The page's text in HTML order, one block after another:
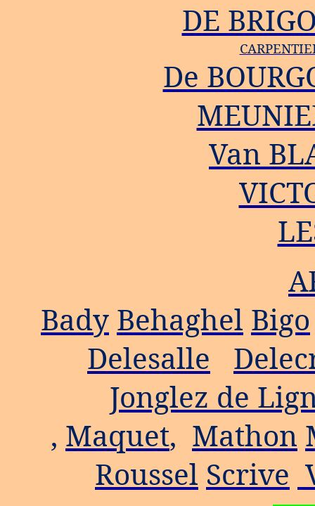
DE
De
Van
Bady Behaghel Bigo
Delesalle
Jonglez de
, Maquet, Mathon
Roussel Scrive